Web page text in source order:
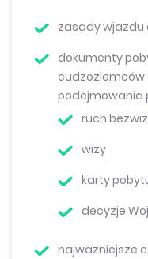
zasady wjazdu
dokumenty
cudzoziemców
podejmowania
ruch
wizy
karty
decyzje
najważniejsze